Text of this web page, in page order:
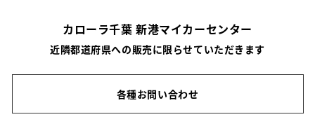
カローラ千葉 新港マイカーセンター
近隣都道府県への販売に限らせていただきます
各種お問い合わせ